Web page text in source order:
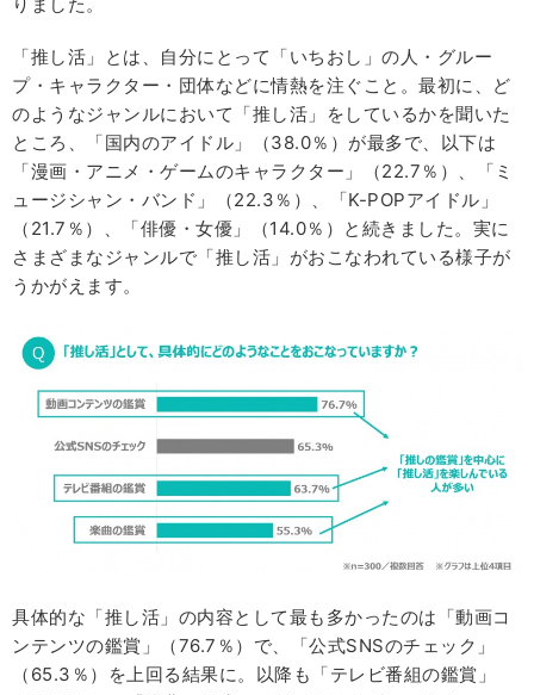
「推し活」とは、自分にとって「いちおし」の人・グルー
プ・キャラクター・団体などに情熱を注ぐこと。最初に、ど
のようなジャンルにおいて「推し活」をしているかを聞いた
ところ、「国内のアイドル」（38.0％）が最多で、以下は
「漫画・アニメ・ゲームのキャラクター」（22.7％）、「ミ
ュージシャン・バンド」（22.3％）、「K-POPアイドル」
（21.7％）、「俳優・女優」（14.0％）と続きました。実に
さまざまなジャンルで「推し活」がおこなわれている様子が
うかがえます。
具体的な「推し活」の内容として最も多かったのは「動画コ
ンテンツの鑑賞」（76.7％）で、「公式SNSのチェック」
（65.3％）を上回る結果に。以降も「テレビ番組の鑑賞」